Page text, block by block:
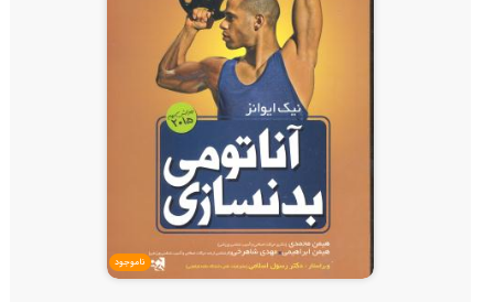
ناموجود